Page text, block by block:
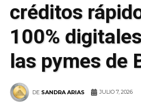
créditos
100%
las pymes de
DE SANDRA ARIAS JULIO 7, 2026